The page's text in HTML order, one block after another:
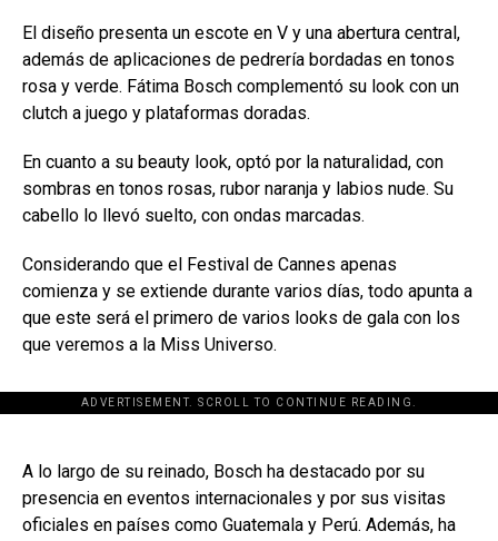
El diseño presenta un escote en V y una abertura central,
además de aplicaciones de pedrería bordadas en tonos
rosa y verde. Fátima Bosch complementó su look con un
clutch a juego y plataformas doradas.
En cuanto a su beauty look, optó por la naturalidad, con
sombras en tonos rosas, rubor naranja y labios nude. Su
cabello lo llevó suelto, con ondas marcadas.
Considerando que el Festival de Cannes apenas
comienza y se extiende durante varios días, todo apunta a
que este será el primero de varios looks de gala con los
que veremos a la Miss Universo.
ADVERTISEMENT. SCROLL TO CONTINUE READING.
[adsforwp id="243463"]
A lo largo de su reinado, Bosch ha destacado por su
presencia en eventos internacionales y por sus visitas
oficiales en países como Guatemala y Perú. Además, ha